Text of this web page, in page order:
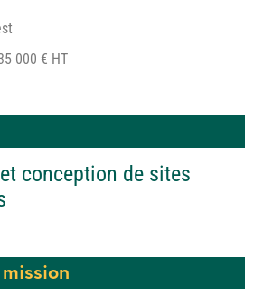
000 € HT
conception de sites